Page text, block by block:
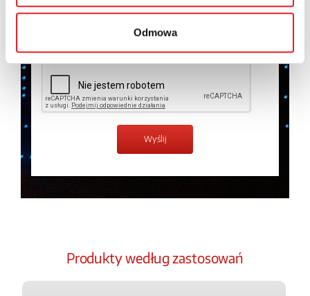
Odmowa
prywatności.*
Zapoznałem z treściąPolityki Prywatności
Produkty według zastosowań